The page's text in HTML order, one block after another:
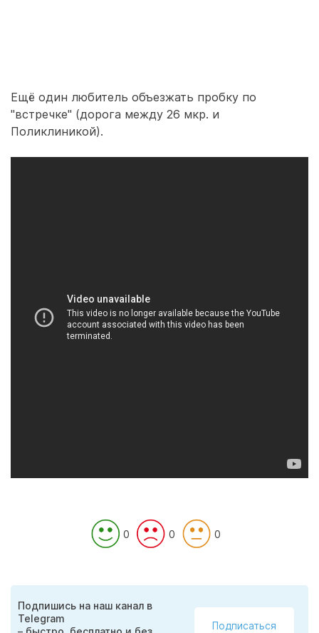
Ещё один любитель объезжать пробку по
"встречке" (дорога между 26 мкр. и
Поликлиникой).
0 0 0
Подпишись на наш канал в
Telegram
Подписаться